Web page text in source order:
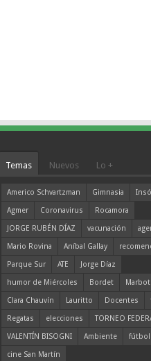
Temas Nuevos Lo +
Americo Schvartzman Gimnasia
Agmer
Coronavirus
Rocamora
JORGE RUBÉN DÍAZ
vacunación
Mario Rovina
Aníbal Gallay
Parque Sur
ATE
Jorge Díaz
humor de Miércoles
Bordet Marbot
Clara Chauvín
Lauritto Docentes
Regatas
elecciones
TORNEO
VALENTÍN BISOGNI
Ambiente
fútbol
cine San Martín